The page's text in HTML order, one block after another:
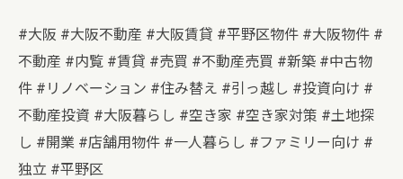
#大阪 #大阪不動産 #大阪賃貸 #平野区物件 #大阪物件 #
不動産 #内覧 #賃貸 #売買 #不動産売買 #新築 #中古物
件 #リノベーション #住み替え #引っ越し #投資向け #
不動産投資 #大阪暮らし #空き家 #空き家対策 #土地探
し #開業 #店舗用物件 #一人暮らし #ファミリー向け #
独立 #平野区